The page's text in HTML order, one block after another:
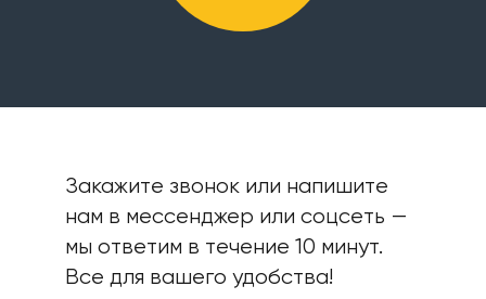
Закажите звонок или напишите
нам в мессенджер или соцсеть —
мы ответим в течение 10 минут.
Все для вашего удобства!